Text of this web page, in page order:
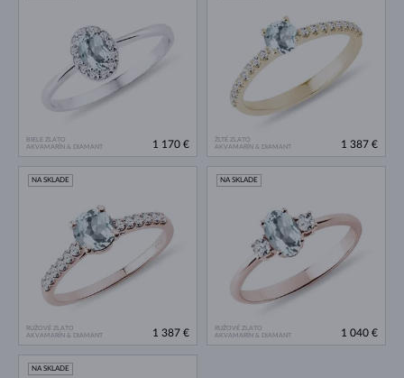
BIELE ZLATO
AKVAMARÍN & DIAMANT
1 170 €
ŽLTÉ ZLATO
AKVAMARÍN & DIAMANT
1 387 €
RUŽOVÉ ZLATO
AKVAMARÍN & DIAMANT
NA SKLADE
1 387 €
RUŽOVÉ ZLATO
AKVAMARÍN & DIAMANT
NA SKLADE
1 040 €
NA SKLADE